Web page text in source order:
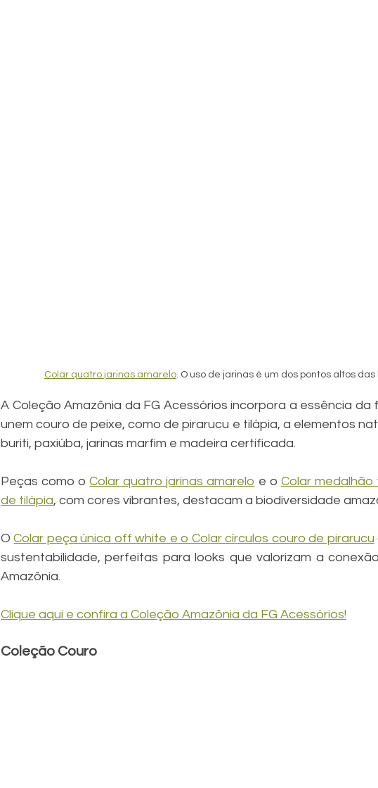
Colar quatro jarinas amarelo. O uso de jarinas é um dos pontos altos
A Coleção Amazônia da FG Acessórios incorpora a essência da
unem couro de peixe, como de pirarucu e tilápia, a elementos
buriti, paxiúba, jarinas marfim e madeira certificada.
Peças como o Colar quatro jarinas amarelo e o Colar
de tilápia, com cores vibrantes, destacam a biodiversidade
O Colar peça única off white e o Colar círculos couro de pirarucu
sustentabilidade, perfeitas para looks que valorizam a
Amazônia.
Clique aqui e confira a Coleção Amazônia da FG Acessórios!
Coleção Couro